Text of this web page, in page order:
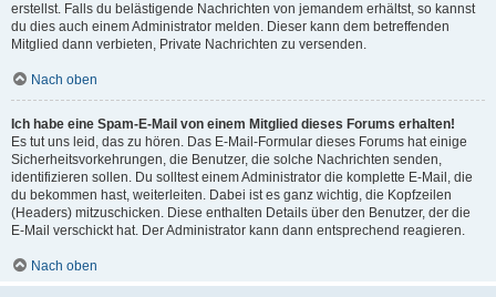
erstellst. Falls du belästigende Nachrichten von jemandem erhältst, so kannst
du dies auch einem Administrator melden. Dieser kann dem betreffenden
Mitglied dann verbieten, Private Nachrichten zu versenden.
Nach oben
Ich habe eine Spam-E-Mail von einem Mitglied dieses Forums erhalten!
Es tut uns leid, das zu hören. Das E-Mail-Formular dieses Forums hat einige
Sicherheitsvorkehrungen, die Benutzer, die solche Nachrichten senden,
identifizieren sollen. Du solltest einem Administrator die komplette E-Mail, die
du bekommen hast, weiterleiten. Dabei ist es ganz wichtig, die Kopfzeilen
(Headers) mitzuschicken. Diese enthalten Details über den Benutzer, der die
E-Mail verschickt hat. Der Administrator kann dann entsprechend reagieren.
Nach oben